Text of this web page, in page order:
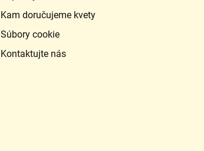
Kam doručujeme kvety
Súbory cookie
Kontaktujte nás